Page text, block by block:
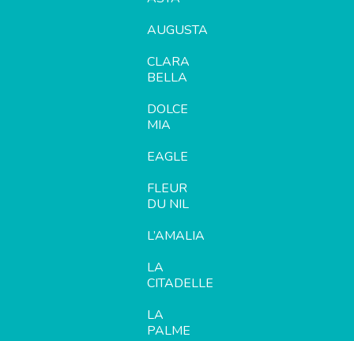
AUGUSTA
CLARA
BELLA
DOLCE
MIA
EAGLE
FLEUR
DU NIL
L’AMALIA
LA
CITADELLE
LA
PALME